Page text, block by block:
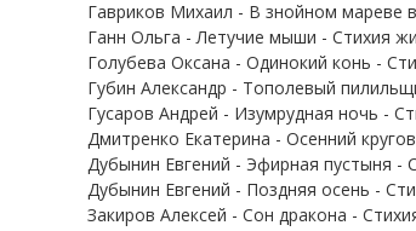
Гавриков Михаил - В знойном мареве
Ганн Ольга - Летучие мыши - Стихия
Голубева Оксана - Одинокий конь -
Губин Александр - Тополевый
Гусаров Андрей - Изумрудная ночь -
Дмитренко Екатерина - Осенний
Дубынин Евгений - Эфирная пустыня -
Дубынин Евгений - Поздняя осень -
Закиров Алексей - Сон дракона -